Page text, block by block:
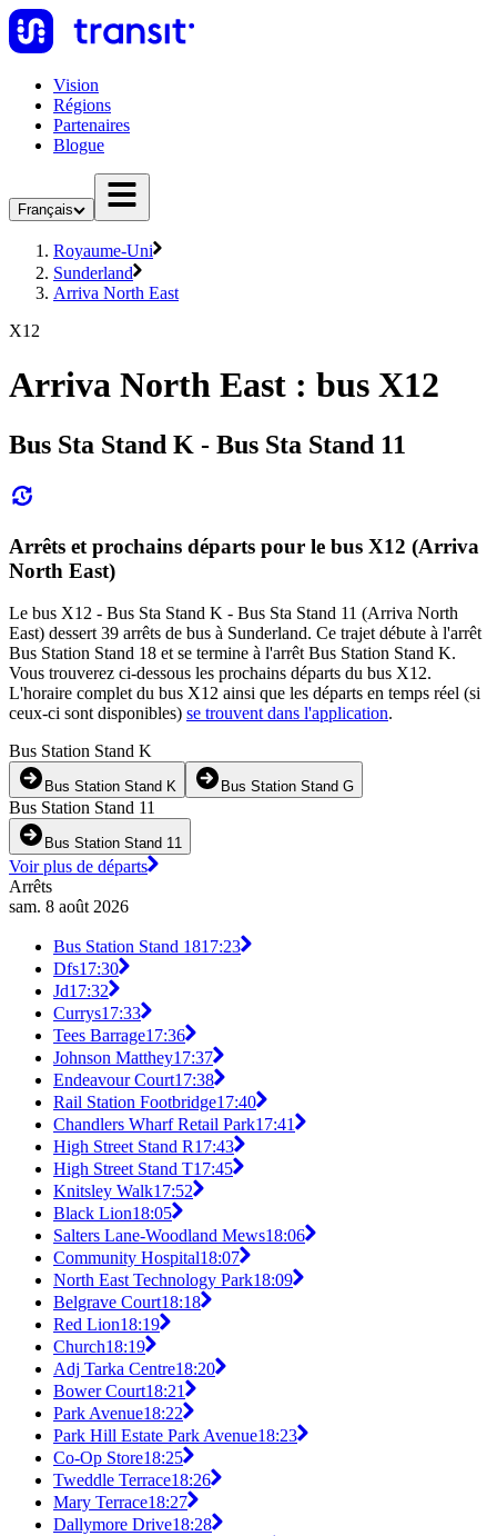
Vision
Régions
Partenaires
Blogue
Français
Royaume-Uni
Sunderland
Arriva North East
X12
Arriva North East : bus X12
Bus Sta Stand K - Bus Sta Stand 11
Arrêts et prochains départs pour le bus X12 (Arriva
North East)
Le bus X12 - Bus Sta Stand K - Bus Sta Stand 11 (Arriva North
East) dessert 39 arrêts de bus à Sunderland. Ce trajet débute à l'arrêt
Bus Station Stand 18 et se termine à l'arrêt Bus Station Stand K.
Vous trouverez ci-dessous les prochains départs du bus X12.
L'horaire complet du bus X12 ainsi que les départs en temps réel (si
ceux-ci sont disponibles) se trouvent dans l'application.
Bus Station Stand K
Bus Station Stand K Bus Station Stand G
Bus Station Stand 11
Bus Station Stand 11
Voir plus de départs
Arrêts
sam. 8 août 2026
Bus Station Stand 1817:23
Dfs17:30
Jd17:32
Currys17:33
Tees Barrage17:36
Johnson Matthey17:37
Endeavour Court17:38
Rail Station Footbridge17:40
Chandlers Wharf Retail Park17:41
High Street Stand R17:43
High Street Stand T17:45
Knitsley Walk17:52
Black Lion18:05
Salters Lane-Woodland Mews18:06
Community Hospital18:07
North East Technology Park18:09
Belgrave Court18:18
Red Lion18:19
Church18:19
Adj Tarka Centre18:20
Bower Court18:21
Park Avenue18:22
Park Hill Estate Park Avenue18:23
Co-Op Store18:25
Tweddle Terrace18:26
Mary Terrace18:27
Dallymore Drive18:28